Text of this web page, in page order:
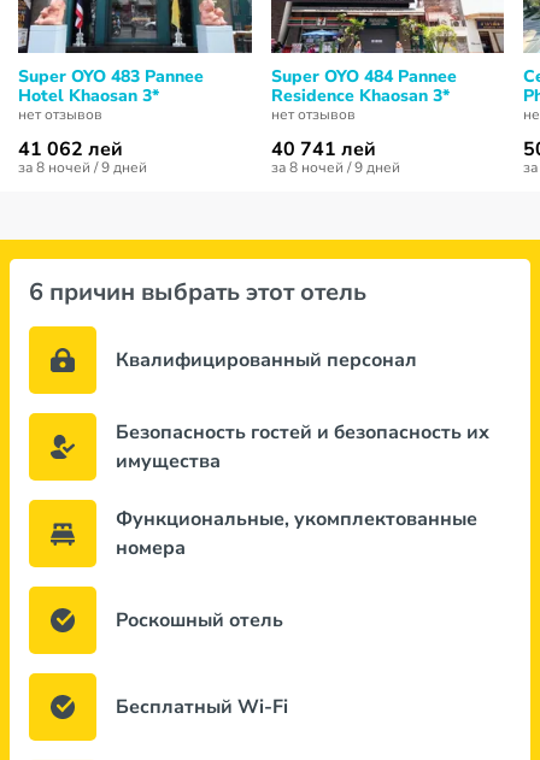
Super OYO 483 Pannee
Hotel Khaosan 3*
нет отзывов
41 062 лей
за 8 ночей / 9 дней
Super OYO 484 Pannee
Residence Khaosan 3*
нет отзывов
40 741 лей
за 8 ночей / 9 дней
6 причин выбрать этот отель
Квалифицированный персонал
Безопасность гостей и безопасность их
имущества
Функциональные, укомплектованные
номера
Роскошный отель
Бесплатный Wi-Fi